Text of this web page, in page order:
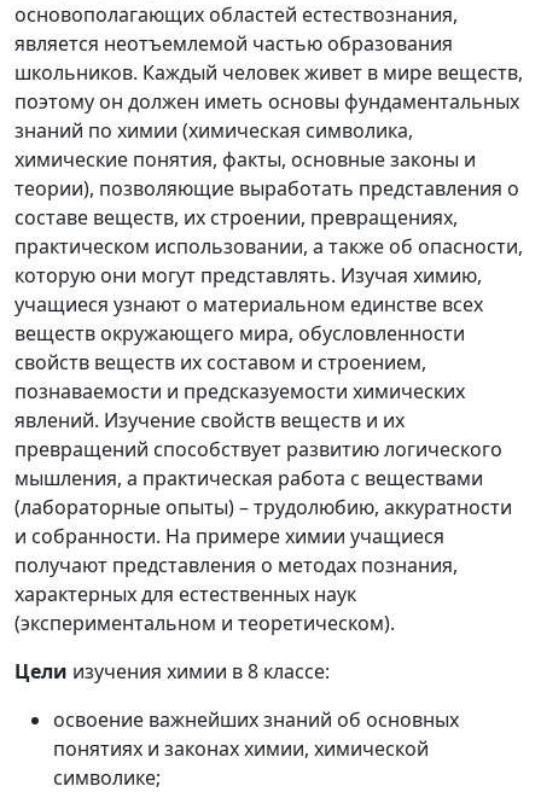
основополагающих областей естествознания,
является неотъемлемой частью образования
школьников. Каждый человек живет в мире веществ,
поэтому он должен иметь основы фундаментальных
знаний по химии (химическая символика,
химические понятия, факты, основные законы и
теории), позволяющие выработать представления о
составе веществ, их строении, превращениях,
практическом использовании, а также об опасности,
которую они могут представлять. Изучая химию,
учащиеся узнают о материальном единстве всех
веществ окружающего мира, обусловленности
свойств веществ их составом и строением,
познаваемости и предсказуемости химических
явлений. Изучение свойств веществ и их
превращений способствует развитию логического
мышления, а практическая работа с веществами
(лабораторные опыты) – трудолюбию, аккуратности
и собранности. На примере химии учащиеся
получают представления о методах познания,
характерных для естественных наук
(экспериментальном и теоретическом).
Цели изучения химии в 8 классе:
освоение важнейших знаний об основных
понятиях и законах химии, химической
символике;